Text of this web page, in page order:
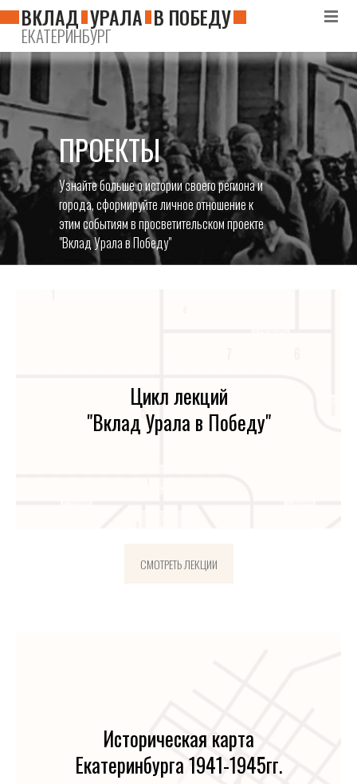
ВКЛАД УРАЛА В ПОБЕДУ
ЕКАТЕРИНБУРГ
ПРОЕКТЫ
Узнайте больше о истории своего региона и
города, сформируйте личное отношение к
этим событиям в просветительском проекте
"Вклад Урала в Победу"
Цикл лекций
"Вклад Урала в Победу"
СМОТРЕТЬ ЛЕКЦИИ
Историческая карта
Екатеринбурга 1941-1945гг.